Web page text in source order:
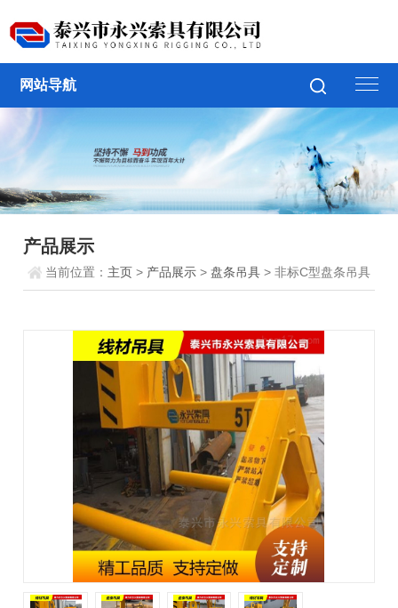
网站导航
产品展示
当前位置： 主页 > 产品展示 >盘条吊具 > 非标C型盘条吊具